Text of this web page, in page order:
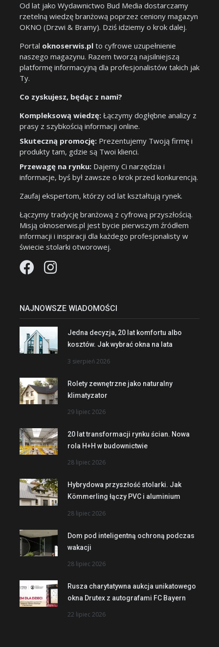
Od lat jako Wydawnictwo Bud Media dostarczamy
rzetelną wiedzę branżową poprzez ceniony magazyn
OKNO (Drzwi & Bramy). Dziś idziemy o krok dalej.
Portal oknoserwis.pl to cyfrowe uzupełnienie
naszego magazynu. Razem tworzą najsilniejszą
platformę informacyjną dla profesjonalistów takich jak
Ty.
Co zyskujesz, będąc z nami?
Kompleksową wiedzę: Łączymy dogłębne analizy z
prasy z szybkością informacji online.
Skuteczną promocję: Prezentujemy Twoją firmę i
produkty tam, gdzie są Twoi klienci.
Przewagę na rynku: Dajemy Ci narzędzia i
informacje, byś był zawsze o krok przed konkurencją.
Zaufaj ekspertom, którzy od lat kształtują rynek.
Łączymy tradycję branżową z cyfrową przyszłością.
Misją oknoserwis.pl jest bycie pierwszym źródłem
informacji i inspiracji dla każdego profesjonalisty w
świecie stolarki otworowej.
NAJNOWSZE WIADOMOŚCI
Jedna decyzja, 20 lat komfortu albo
kosztów. Jak wybrać okna na lata
3 sierpień 2026
Rolety zewnętrzne jako naturalny
klimatyzator
29 lipiec 2026
20 lat transformacji rynku ścian. Nowa
rola H+H w budownictwie
28 lipiec 2026
Hybrydowa przyszłość stolarki. Jak
Kömmerling łączy PVC i aluminium
28 lipiec 2026
Dom pod inteligentną ochroną podczas
wakacji
28 lipiec 2026
Rusza charytatywna aukcja unikatowego
okna Drutex z autografami FC Bayern
22 lipiec 2026